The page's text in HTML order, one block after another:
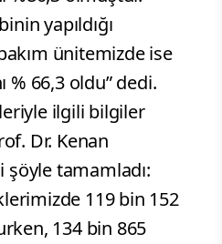
yapıldığı
ünitemizde ise
% 66,3 oldu” dedi.
ilgili bilgiler
Dr. Kenan
şöyle tamamladı:
119 bin 152
134 bin 865